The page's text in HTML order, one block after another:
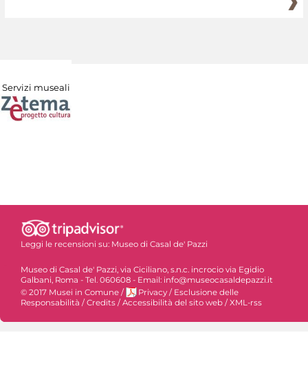
Servizi museali
Leggi le recensioni su: Museo di Casal de' Pazzi
Museo di Casal de' Pazzi, via Ciciliano, s.n.c. incrocio via Egidio
Galbani, Roma - Tel. 060608 - Email: info@museocasaldepazzi.it
© 2017 Musei in Comune / Privacy / Esclusione delle
Responsabilità /Credits /Accessibilità del sito web /XML-rss